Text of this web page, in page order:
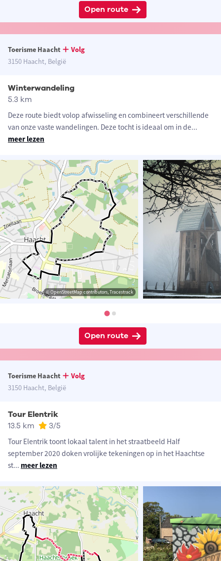
Open route
Toerisme Haacht
Volg
3150 Haacht, België
Winterwandeling
5.3 km
Deze route biedt volop afwisseling en combineert verschillende
van onze vaste wandelingen. Deze tocht is ideaal om in de...
meer lezen
© OpenStreetMap contributors, Tracestrack
Open route
Toerisme Haacht
Volg
3150 Haacht, België
Tour Elentrik
13.5 km 3/5
Tour Elentrik toont lokaal talent in het straatbeeld Half
september 2020 doken vrolijke tekeningen op in het Haachtse
st... meer lezen